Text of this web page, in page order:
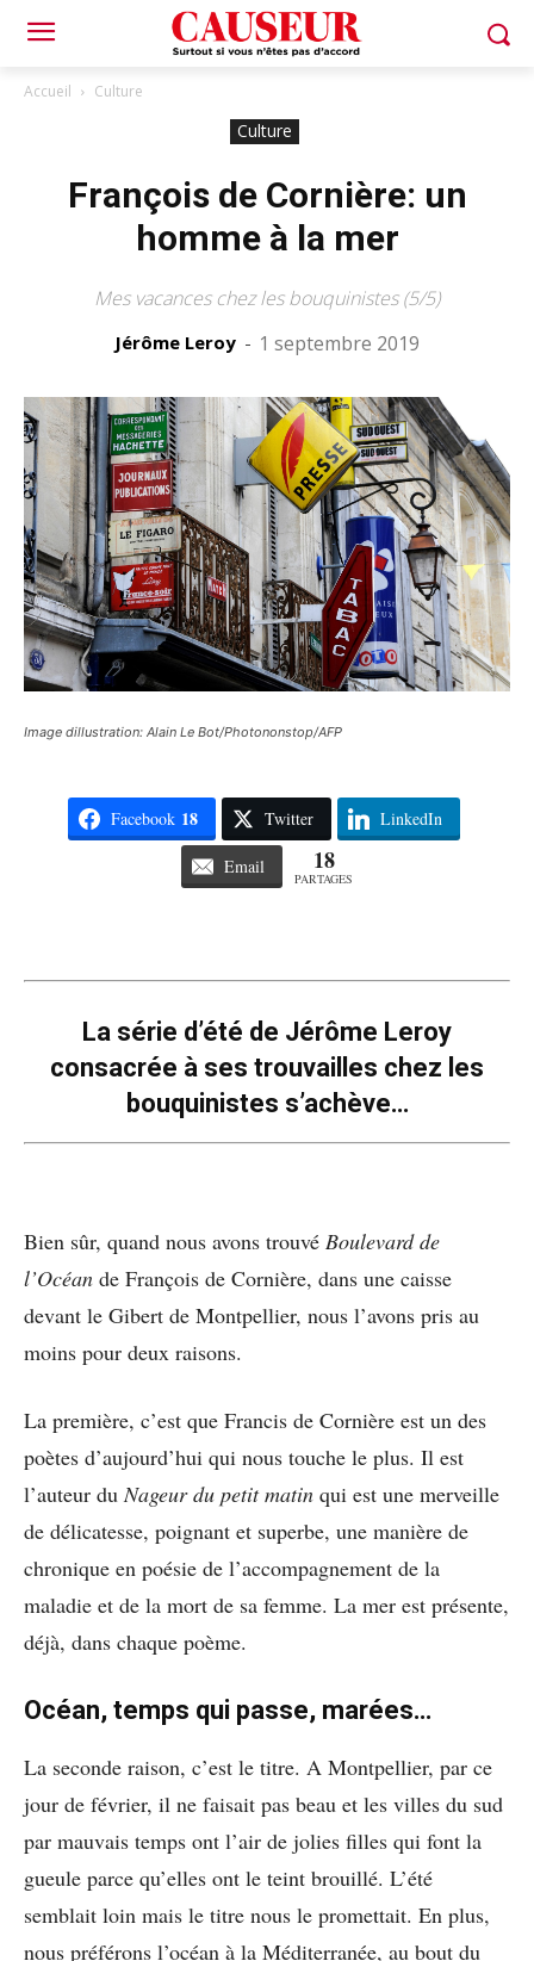
Accueil Culture
Culture
François de Cornière: un
homme à la mer
Mes vacances chez les bouquinistes (5/5)
Jérôme Leroy - 1 septembre 2019
Image dillustration: Alain Le Bot/Photononstop/AFP
Facebook 18 Twitter LinkedIn
Email 18
PARTAGES
La série d’été de Jérôme Leroy
consacrée à ses trouvailles chez les
bouquinistes s’achève…
Bien sûr, quand nous avons trouvé Boulevard de
l’Océan de François de Cornière, dans une caisse
devant le Gibert de Montpellier, nous l’avons pris au
moins pour deux raisons.
La première, c’est que Francis de Cornière est un des
poètes d’aujourd’hui qui nous touche le plus. Il est
l’auteur duNageur du petit matin qui est une merveille
de délicatesse, poignant et superbe, une manière de
chronique en poésie de l’accompagnement de la
maladie et de la mort de sa femme. La mer est présente,
déjà, dans chaque poème.
Océan, temps qui passe, marées…
La seconde raison, c’est le titre. A Montpellier, par ce
jour de février, il ne faisait pas beau et les villes du sud
par mauvais temps ont l’air de jolies filles qui font la
gueule parce qu’elles ont le teint brouillé. L’été
semblait loin mais le titre nous le promettait. En plus,
nous préférons l’océan à la Méditerranée, au bout du